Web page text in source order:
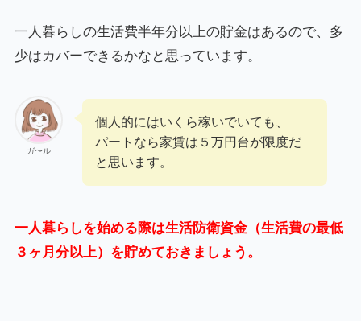
一人暮らしの生活費半年分以上の貯金はあるので、多
少はカバーできるかなと思っています。
ガ〜ル
個人的にはいくら稼いでいても、
パートなら家賃は５万円台が限度だ
と思います。
一人暮らしを始める際は生活防衛資金（生活費の最低
３ヶ月分以上）を貯めておきましょう。